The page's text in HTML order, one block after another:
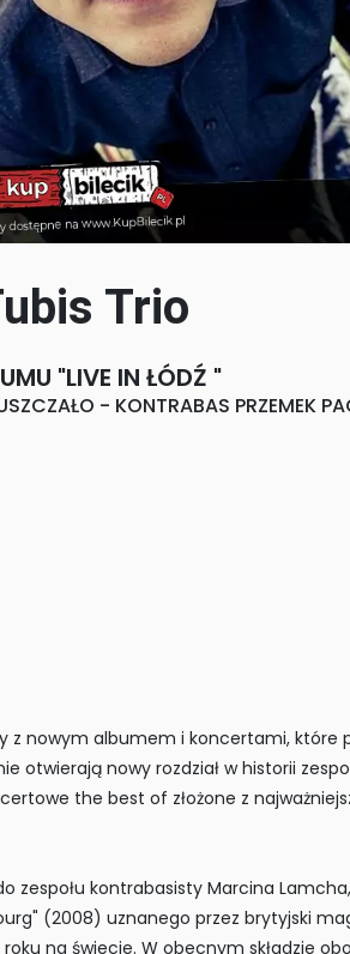
Trio
"LIVE IN ŁÓDŹ "
- KONTRABAS PRZEMEK
z nowym albumem i koncertami, które
otwierają nowy rozdział w historii
the best of złożone z
zespołu kontrabasisty Marcina
(2008) uznanego przez brytyjski
na świecie. W obecnym składzie